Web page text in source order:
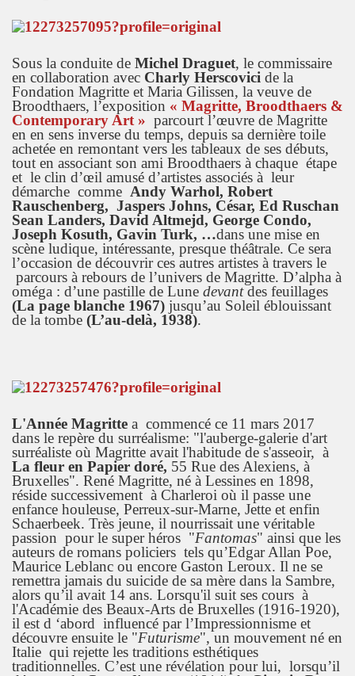
Sous la conduite de Michel Draguet, le commissaire
en collaboration avec Charly Herscovici de la
Fondation Magritte et Maria Gilissen, la veuve de
Broodthaers, l’exposition « Magritte, Broodthaers &
Contemporary Art » parcourt l’œuvre de Magritte
en en sens inverse du temps, depuis sa dernière toile
achetée en remontant vers les tableaux de ses débuts,
tout en associant son ami Broodthaers à chaque étape
et le clin d’œil amusé d’artistes associés à leur
démarche comme Andy Warhol, Robert
Rauschenberg, Jaspers Johns, César, Ed Ruschan
Sean Landers, David Altmejd, George Condo,
Joseph Kosuth, Gavin Turk, …dans une mise en
scène ludique, intéressante, presque théâtrale. Ce sera
l’occasion de découvrir ces autres artistes à travers le
parcours à rebours de l’univers de Magritte. D’alpha à
oméga : d’une pastille de Lune devantdes feuillages
(La page blanche 1967) jusqu’au Soleil éblouissant
de la tombe (L’au-delà, 1938).
L'Année Magritte a commencé ce 11 mars 2017
dans le repère du surréalisme: "l'auberge-galerie d'art
surréaliste où Magritte avait l'habitude de s'asseoir, à
La fleur en Papier doré, 55 Rue des Alexiens, à
Bruxelles". René Magritte, né à Lessines en 1898,
réside successivement à Charleroi où il passe une
enfance houleuse, Perreux-sur-Marne, Jette et enfin
Schaerbeek. Très jeune, il nourrissait une véritable
passion pour le super héros "Fantomas" ainsi que les
auteurs de romans policiers tels qu’Edgar Allan Poe,
Maurice Leblanc ou encore Gaston Leroux. Il ne se
remettra jamais du suicide de sa mère dans la Sambre,
alors qu’il avait 14 ans. Lorsqu'il suit ses cours à
l'Académie des Beaux-Arts de Bruxelles (1916-1920),
il est d ‘abord influencé par l’Impressionnisme et
découvre ensuite le "Futurisme", un mouvement né en
Italie qui rejette les traditions esthétiques
traditionnelles. C’est une révélation pour lui, lorsqu’il